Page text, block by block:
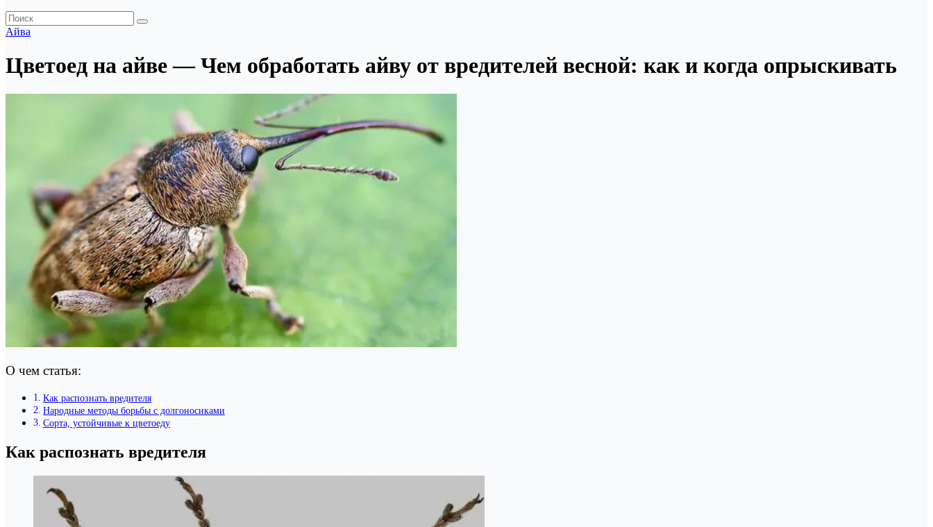
Айва
Цветоед на айве — Чем обработать айву от вредителей весной: как и когда опрыскивать
О чем статья:
Как распознать вредителя
Народные методы борьбы с долгоносиками
Сорта, устойчивые к цветоеду
Как распознать вредителя